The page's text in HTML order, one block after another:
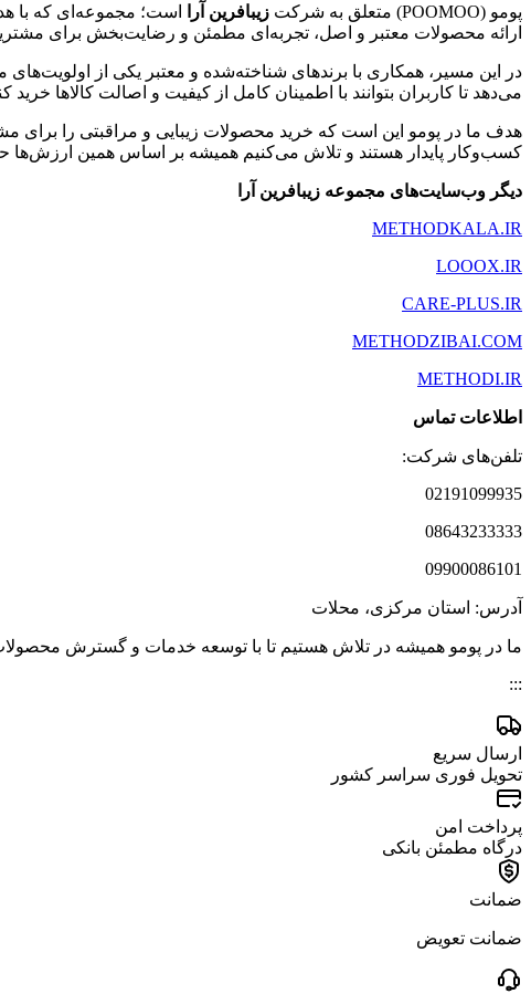
پومو (POOMOO) متعلق به شرکت زیبافرین آرا
است؛ مجموعه‌ای که با
ارائه محصولات معتبر و اصل، تجربه‌ای مطمئن و رضایت‌بخش برای
در این مسیر، همکاری با برندهای شناخته‌شده و معتبر یکی از
می‌دهد تا کاربران بتوانند با اطمینان کامل از کیفیت و اصالت کالاها خرید
هدف ما در پومو این است که خرید محصولات زیبایی و مراقبتی را برای
کسب‌وکار پایدار هستند و تلاش می‌کنیم همیشه بر اساس همین ارزش‌ها
دیگر وب‌سایت‌های مجموعه زیبافرین آرا
METHODKALA.IR
LOOOX.IR
CARE-PLUS.IR
METHODZIBAI.COM
METHODI.IR
اطلاعات تماس
تلفن‌های شرکت:
02191099935
08643233333
09900086101
آدرس: استان مرکزی، محلات
ما در پومو همیشه در تلاش هستیم تا با توسعه خدمات و گسترش
:::
ارسال سریع
تحویل فوری سراسر کشور
پرداخت امن
درگاه مطمئن بانکی
ضمانت
ضمانت تعویض